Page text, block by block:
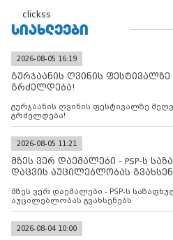
clickss
ᲡᲘᲐᲮᲚᲔᲔᲑᲘ
2026-08-05 16:19
გურჯაანის ღვინის
გრძელდება!
გურჯაანის ღვინის ფესტივალზე
გრძელდება!
2026-08-05 11:21
მზეს ვერ დაემალები - PSP-ს
დაცვის აუცილებლობას
მზეს ვერ დაემალები - PSP-ს
აუცილებლობას გვახსენებს
2026-08-04 10:00